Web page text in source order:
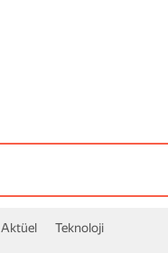
Aktüel Teknoloji